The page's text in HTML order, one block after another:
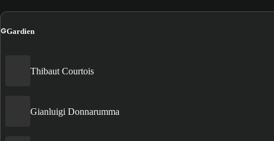
GGardien
Thibaut Courtois
Gianluigi Donnarumma